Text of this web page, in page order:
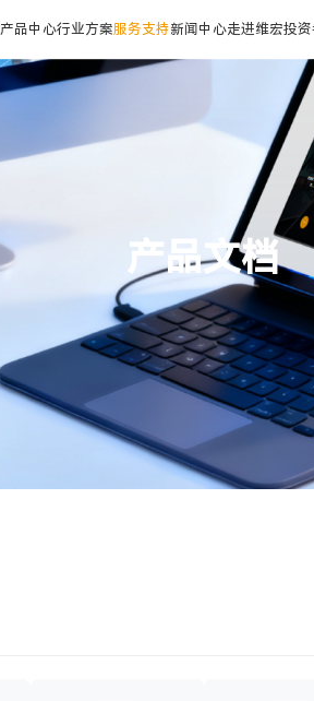
产品中心
工业自动化
高精配件
三维五轴CAM
工业物联网
工业物联网
行业方案
基建 航空航天
航空航天
服务支持新闻中心走进维宏投
产品文档